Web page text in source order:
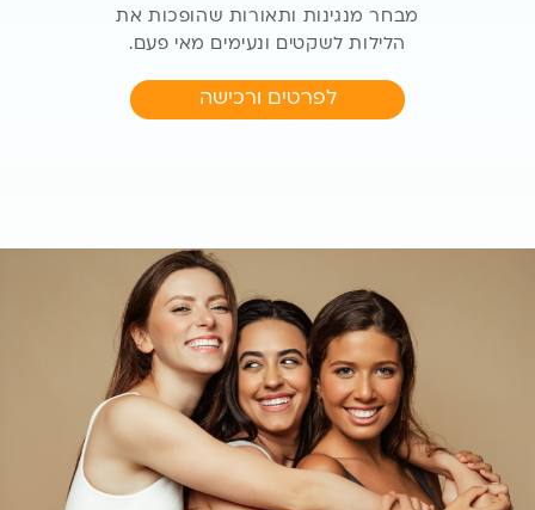
מבחר מנגינות ותאורות שהופכות את
הלילות לשקטים ונעימים מאי פעם.
לפרטים ורכישה